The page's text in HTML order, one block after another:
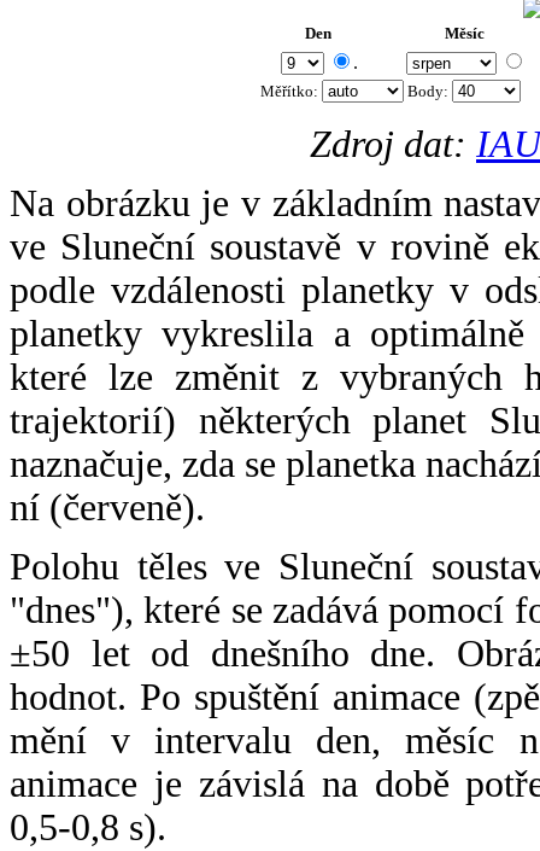
Den Měsíc
.
Měřítko: Body:
Zdroj dat:
Na obrázku je v základním
ve Sluneční soustavě v rovině
podle vzdálenosti planetky v
planetky vykreslila a
které lze změnit z vybraných
trajektorií) některých planet
naznačuje, zda se planetka
ní (červeně).
Polohu těles ve Sluneční
"dnes"), které se zadává pomocí
±50 let od dnešního dne.
hodnot. Po spuštění animace
mění v intervalu den, měsíc
animace je závislá na době
0,5-0,8 s).